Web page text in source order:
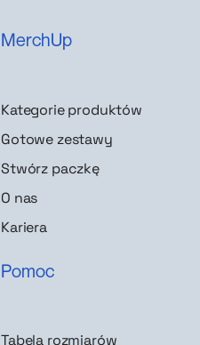
MerchUp
Kategorie produktów
Gotowe zestawy
Stwórz paczkę
O nas
Kariera
Pomoc
Tabela rozmiarów